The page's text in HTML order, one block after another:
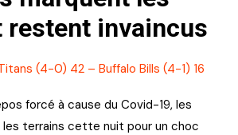
restent invaincus
(4-0) 42 – Buffalo Bills (4-1) 16
forcé à cause du Covid-19, les
terrains cette nuit pour un choc